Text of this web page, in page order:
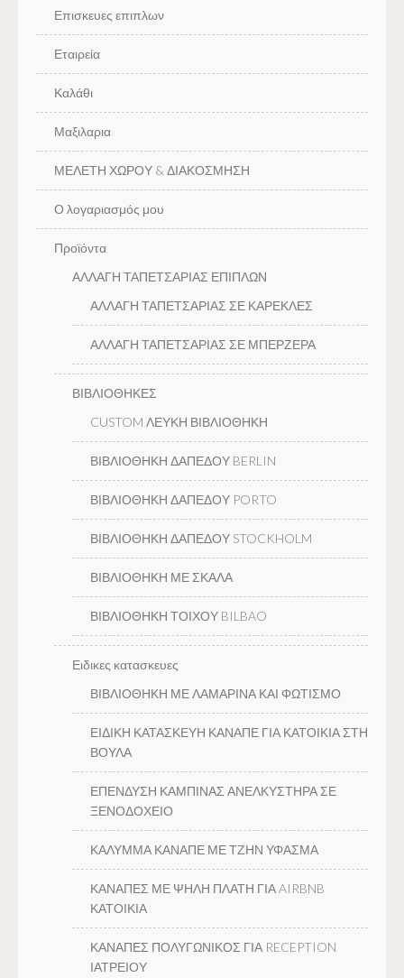
Επισκευες επιπλων
Εταιρεία
Καλάθι
Μαξιλαρια
ΜΕΛΕΤΗ ΧΩΡΟΥ & ΔΙΑΚΟΣΜΗΣΗ
Ο λογαριασμός μου
Προϊόντα
ΑΛΛΑΓΗ ΤΑΠΕΤΣΑΡΙΑΣ ΕΠΙΠΛΩΝ
ΑΛΛΑΓΗ ΤΑΠΕΤΣΑΡΙΑΣ ΣΕ ΚΑΡΕΚΛΕΣ
ΑΛΛΑΓΗ ΤΑΠΕΤΣΑΡΙΑΣ ΣΕ ΜΠΕΡΖΕΡΑ
ΒΙΒΛΙΟΘΗΚΕΣ
CUSTOM ΛΕΥΚΗ ΒΙΒΛΙΟΘΗΚΗ
ΒΙΒΛΙΟΘΗΚΗ ΔΑΠΕΔΟΥ BERLIN
ΒΙΒΛΙΟΘΗΚΗ ΔΑΠΕΔΟΥ PORTO
ΒΙΒΛΙΟΘΗΚΗ ΔΑΠΕΔΟΥ STOCKHOLM
ΒΙΒΛΙΟΘΗΚΗ ΜΕ ΣΚΑΛΑ
ΒΙΒΛΙΟΘΗΚΗ ΤΟΙΧΟΥ BILBAO
Ειδικες κατασκευες
ΒΙΒΛΙΟΘΗΚΗ ΜΕ ΛΑΜΑΡΙΝΑ ΚΑΙ ΦΩΤΙΣΜΟ
ΕΙΔΙΚΗ ΚΑΤΑΣΚΕΥΗ ΚΑΝΑΠΕ ΓΙΑ ΚΑΤΟΙΚΙΑ ΣΤΗ
ΒΟΥΛΑ
ΕΠΕΝΔΥΣΗ ΚΑΜΠΙΝΑΣ ΑΝΕΛΚΥΣΤΗΡΑ ΣΕ
ΞΕΝΟΔΟΧΕΙΟ
ΚΑΛΥΜΜΑ ΚΑΝΑΠΕ ΜΕ ΤΖΗΝ ΥΦΑΣΜΑ
ΚΑΝΑΠΕΣ ΜΕ ΨΗΛΗ ΠΛΑΤΗ ΓΙΑ AIRBNB
ΚΑΤΟΙΚΙΑ
ΚΑΝΑΠΕΣ ΠΟΛΥΓΩΝΙΚΟΣ ΓΙΑ RECEPTION
ΙΑΤΡΕΙΟΥ